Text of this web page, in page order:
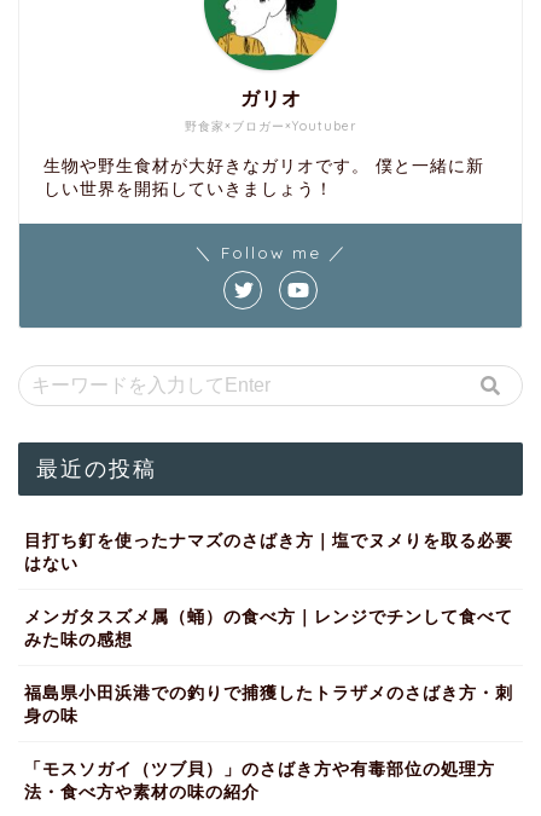
野食家×ブロガー×Youtuber
ガリオ
生物や野生食材が大好きなガリオです。 僕と一緒に新
しい世界を開拓していきましょう！
＼ Follow me ／
最近の投稿
目打ち釘を使ったナマズのさばき方｜塩でヌメりを取る必要
はない
メンガタスズメ属（蛹）の食べ方｜レンジでチンして食べて
みた味の感想
福島県小田浜港での釣りで捕獲したトラザメのさばき方・刺
身の味
「モスソガイ（ツブ貝）」のさばき方や有毒部位の処理方
法・食べ方や素材の味の紹介